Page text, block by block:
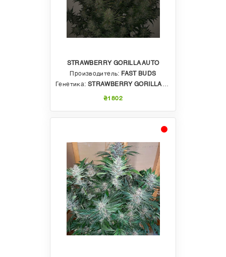
STRAWBERRY GORILLA AUTO
Производитель: FAST BUDS
Генетика: STRAWBERRY GORILLA AUTO
₴1802